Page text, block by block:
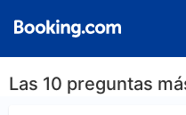
Las 10 preguntas